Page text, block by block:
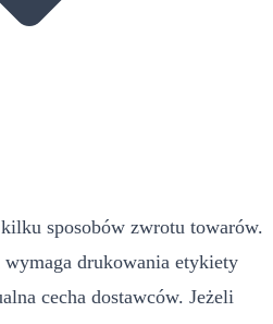
sposobów zwrotu towarów.
drukowania etykiety
cecha dostawców. Jeżeli